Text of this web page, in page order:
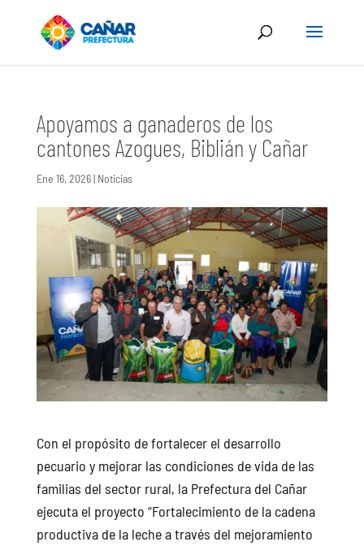
Apoyamos a ganaderos de los
cantones Azogues, Biblián y Cañar
Ene 16, 2026| Noticias
Con el propósito de fortalecer el desarrollo
pecuario y mejorar las condiciones de vida de las
familias del sector rural, la Prefectura del Cañar
ejecuta el proyecto “Fortalecimiento de la cadena
productiva de la leche a través del mejoramiento